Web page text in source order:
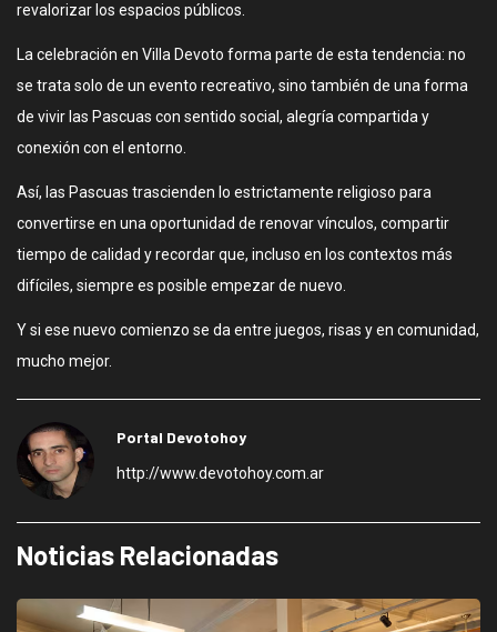
revalorizar los espacios públicos.
La celebración en Villa Devoto forma parte de esta tendencia: no
se trata solo de un evento recreativo, sino también de una forma
de vivir las Pascuas con sentido social, alegría compartida y
conexión con el entorno.
Así, las Pascuas trascienden lo estrictamente religioso para
convertirse en una oportunidad de renovar vínculos, compartir
tiempo de calidad y recordar que, incluso en los contextos más
difíciles, siempre es posible empezar de nuevo.
Y si ese nuevo comienzo se da entre juegos, risas y en comunidad,
mucho mejor.
Portal Devotohoy
http://www.devotohoy.com.ar
Noticias Relacionadas